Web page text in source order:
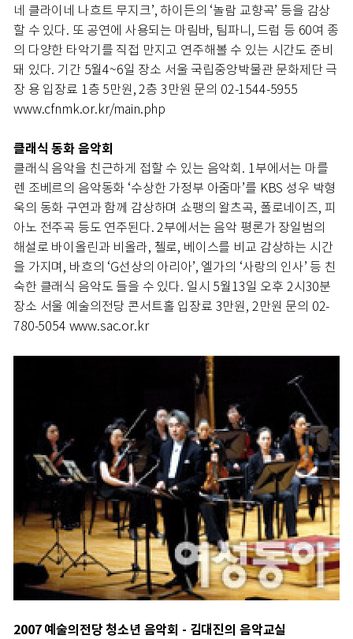
네 클라이네 나흐트 무지크’, 하이든의 ‘놀람 교향곡’ 등을 감상
할 수 있다. 또 공연에 사용되는 마림바, 팀파니, 드럼 등 60여 종
의 다양한 타악기를 직접 만지고 연주해볼 수 있는 시간도 준비
돼 있다. 기간 5월4~6일 장소 서울 국립중앙박물관 문화제단 극
장 용 입장료 1층 5만원, 2층 3만원 문의 02-1544-5955
www.cfnmk.or.kr/main.php
클래식 동화 음악회
클래식 음악을 친근하게 접할 수 있는 음악회. 1부에서는 마를
렌 조베르의 음악동화 ‘수상한 가정부 아줌마’를 KBS 성우 박형
욱의 동화 구연과 함께 감상하며 쇼팽의 왈츠곡, 폴로네이즈, 피
아노 전주곡 등도 연주된다. 2부에서는 음악 평론가 장일범의
해설로 바이올린과 비올라, 첼로, 베이스를 비교 감상하는 시간
을 가지며, 바흐의 ‘G선상의 아리아’, 엘가의 ‘사랑의 인사’ 등 친
숙한 클래식 음악도 들을 수 있다. 일시 5월13일 오후 2시30분
장소 서울 예술의전당 콘서트홀 입장료 3만원, 2만원 문의 02-
780-5054 www.sac.or.kr
2007 예술의전당 청소년 음악회 - 김대진의 음악교실